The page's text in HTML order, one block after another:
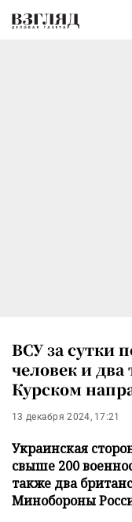
ВСУ за сутки
человек и два
Курском
13 декабря 2024, 17:21
Украинская
свыше 200
также два
Минобороны